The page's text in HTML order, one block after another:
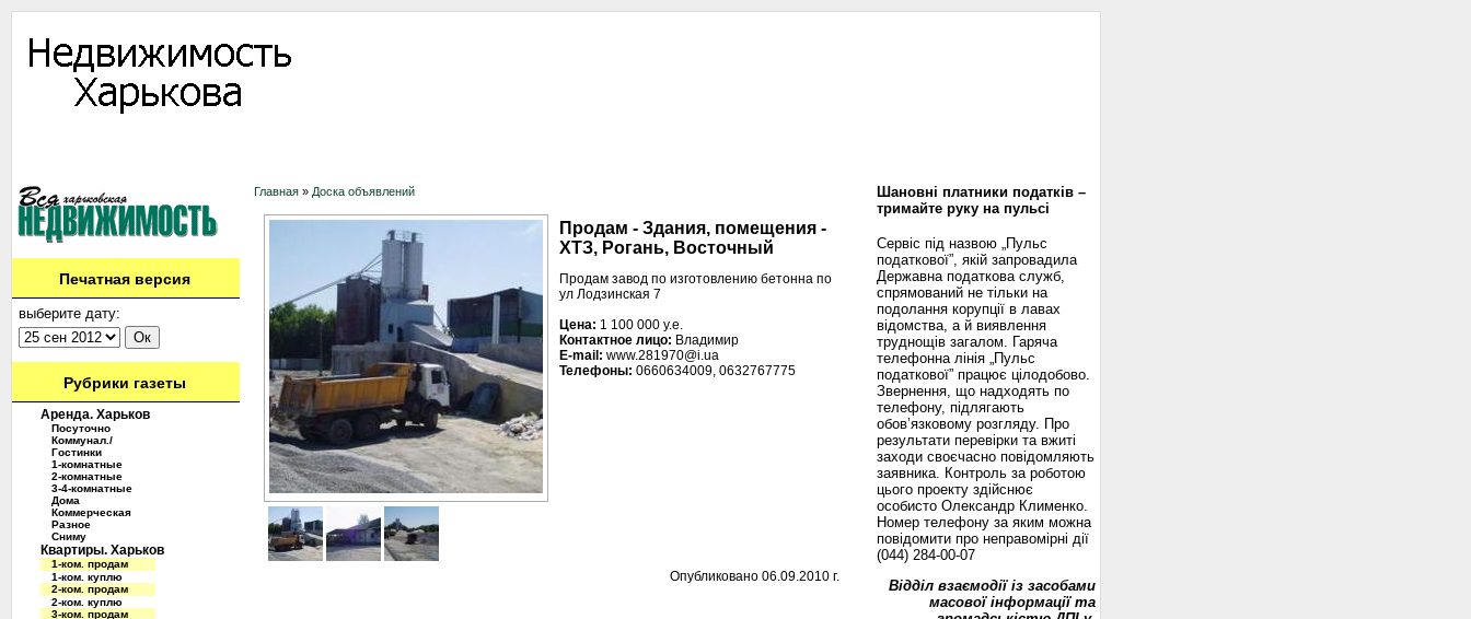
Печатная версия
выберите дату:
Рубрики газеты
Аренда. Харьков
Посуточно
Коммунал./
Гостинки
1-комнатные
2-комнатные
3-4-комнатные
Дома
Коммерческая
Разное
Сниму
Квартиры. Харьков
1-ком. продам
1-ком. куплю
2-ком. продам
2-ком. куплю
3-ком. продам
Главная » Доска объявлений
Продам - Здания, помещения -
ХТЗ, Рогань, Восточный
Продам завод по изготовлению бетонна по
ул Лодзинская 7
Цена: 1 100 000 у.е.
Контактное лицо: Владимир
E-mail: www.281970@i.ua
Телефоны: 0660634009, 0632767775
Опубликовано 06.09.2010 г.
Шановні платники податків –
тримайте руку на пульсі
Сервіс під назвою „Пульс
податкової”, якій запровадила
Державна податкова служб,
спрямований не тільки на
подолання корупції в лавах
відомства, а й виявлення
труднощів загалом. Гаряча
телефонна лінія „Пульс
податкової” працює цілодобово.
Звернення, що надходять по
телефону, підлягають
обов’язковому розгляду. Про
результати перевірки та вжиті
заходи своєчасно повідомляють
заявника. Контроль за роботою
цього проекту здійснює
особисто Олександр Клименко.
Номер телефону за яким можна
повідомити про неправомірні дії
(044) 284-00-07
Відділ взаємодії із засобами
масової інформації та